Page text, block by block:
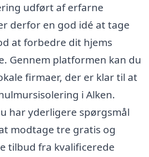
udført af erfarne
derfor en god idé at tage
at forbedre dit hjems
Gennem platformen kan du
firmaer, der er klar til at
i Alken.
har yderligere spørgsmål
modtage tre gratis og
tilbud fra kvalificerede